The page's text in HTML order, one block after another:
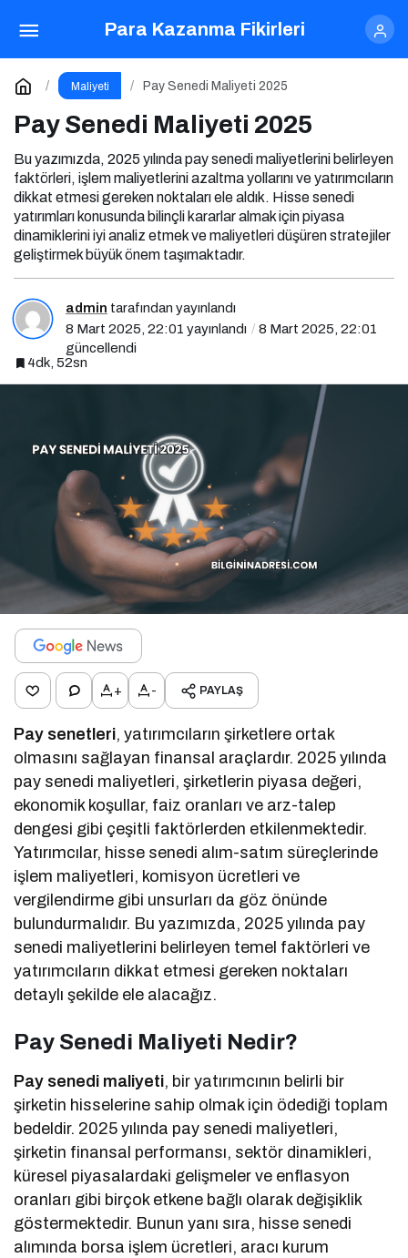
Para Kazanma Fikirleri
Maliyeti Pay Senedi Maliyeti 2025
Pay Senedi Maliyeti 2025
Bu yazımızda, 2025 yılında pay senedi maliyetlerini belirleyen
faktörleri, işlem maliyetlerini azaltma yollarını ve yatırımcıların
dikkat etmesi gereken noktaları ele aldık. Hisse senedi
yatırımları konusunda bilinçli kararlar almak için piyasa
dinamiklerini iyi analiz etmek ve maliyetleri düşüren stratejiler
geliştirmek büyük önem taşımaktadır.
admin tarafından yayınlandı
8 Mart 2025, 22:01 yayınlandı
8 Mart 2025, 22:01
güncellendi
4dk, 52sn
+ - PAYLAŞ
Pay senetleri, yatırımcıların şirketlere ortak
olmasını sağlayan finansal araçlardır. 2025 yılında
pay senedi maliyetleri, şirketlerin piyasa değeri,
ekonomik koşullar, faiz oranları ve arz-talep
dengesi gibi çeşitli faktörlerden etkilenmektedir.
Yatırımcılar, hisse senedi alım-satım süreçlerinde
işlem maliyetleri, komisyon ücretleri ve
vergilendirme gibi unsurları da göz önünde
bulundurmalıdır. Bu yazımızda, 2025 yılında pay
senedi maliyetlerini belirleyen temel faktörleri ve
yatırımcıların dikkat etmesi gereken noktaları
detaylı şekilde ele alacağız.
Pay Senedi Maliyeti Nedir?
Pay senedi maliyeti, bir yatırımcının belirli bir
şirketin hisselerine sahip olmak için ödediği toplam
bedeldir. 2025 yılında pay senedi maliyetleri,
şirketin finansal performansı, sektör dinamikleri,
küresel piyasalardaki gelişmeler ve enflasyon
oranları gibi birçok etkene bağlı olarak değişiklik
göstermektedir. Bunun yanı sıra, hisse senedi
alımında borsa işlem ücretleri, aracı kurum
Pay Senedi Maliyeti 2025 Yorum Yap